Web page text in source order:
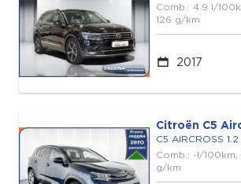
Comb.: 4.9 l/
126 g/km
2017
Citroën C5
Comb.: -l/100km,
g/km